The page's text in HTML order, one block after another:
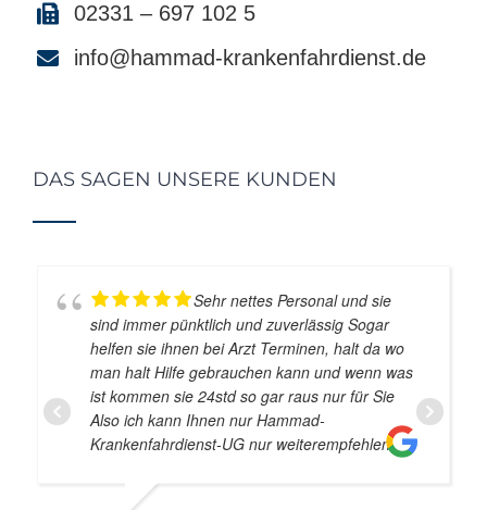
02331 – 697 102 5
info@hammad-krankenfahrdienst.de
DAS SAGEN UNSERE KUNDEN
Sehr nettes Personal und sie
sind immer pünktlich und zuverlässig Sogar
helfen sie ihnen bei Arzt Terminen, halt da wo
man halt Hilfe gebrauchen kann und wenn was
ist kommen sie 24std so gar raus nur für Sie
Also ich kann Ihnen nur Hammad-
Krankenfahrdienst-UG nur weiterempfehlen